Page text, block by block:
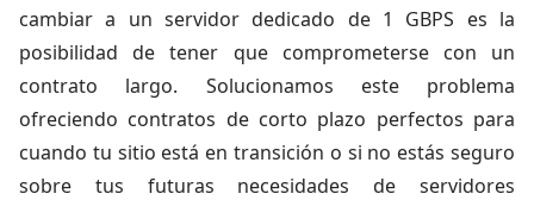
cambiar a un servidor dedicado de 1 GBPS es la
posibilidad de tener que comprometerse con un
contrato largo. Solucionamos este problema
ofreciendo contratos de corto plazo perfectos para
cuando tu sitio está en transición o si no estás seguro
sobre tus futuras necesidades de servidores